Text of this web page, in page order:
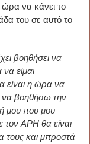
να κάνει το
του σε αυτό το
βοηθήσει να
είμαι
είναι η ώρα να
βοηθήσω την
μου που μου
τον ΑΡΗ θα είναι
τους και μπροστά